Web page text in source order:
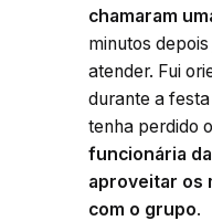
chamaram
minutos
atender. Fui
durante a
tenha perdido
funcionária
aproveitar os
com o grupo.